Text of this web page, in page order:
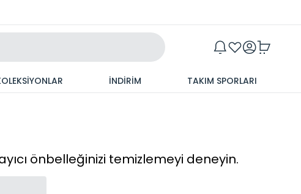
İNDİRİM TAKIM SPORLARI
önbelleğinizi temizlemeyi deneyin.